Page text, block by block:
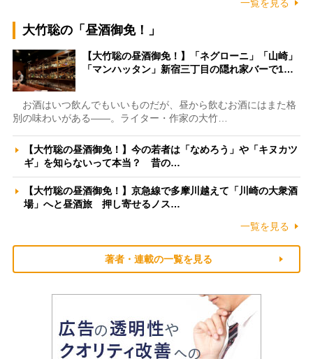
一覧を見る
大竹聡の「昼酒御免！」
【大竹聡の昼酒御免！】「ネグローニ」「山崎」
「マンハッタン」新宿三丁目の隠れ家バーで1…
お酒はいつ飲んでもいいものだが、昼から飲むお酒にはまた格
別の味わいがある――。ライター・作家の大竹…
【大竹聡の昼酒御免！】今の若者は「なめろう」や「キヌカツ
ギ」を知らないって本当？ 昔の…
【大竹聡の昼酒御免！】京急線で多摩川越えて「川崎の大衆酒
場」へと昼酒旅 押し寄せるノス…
一覧を見る
著者・連載の一覧を見る